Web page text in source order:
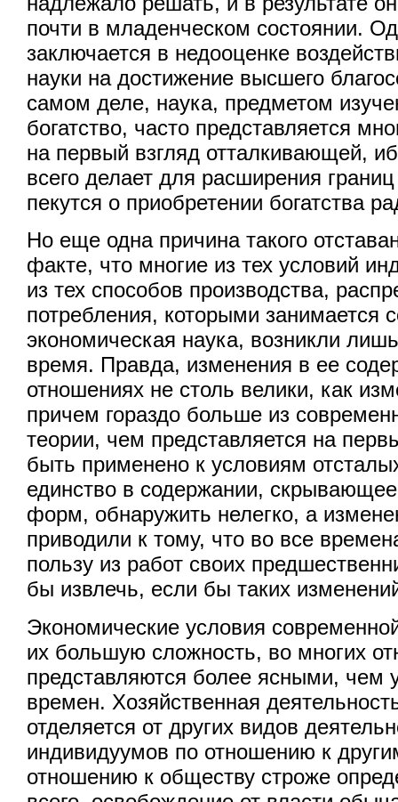
почти в младенческом состоянии.
заключается в недооценке
науки на достижение высшего
самом деле, наука, предметом
богатство, часто представляется
на первый взгляд отталкивающей,
всего делает для расширения
пекутся о приобретении богатства
Но еще одна причина такого
факте, что многие из тех условий
из тех способов производства,
потребления, которыми занимается
экономическая наука, возникли
время. Правда, изменения в ее
отношениях не столь велики, как
причем гораздо больше из
теории, чем представляется на
быть применено к условиям
единство в содержании,
форм, обнаружить нелегко, а
приводили к тому, что во все
пользу из работ своих
бы извлечь, если бы таких
Экономические условия
их большую сложность, во многих
представляются более ясными, чем
времен. Хозяйственная
отделяется от других видов
индивидуумов по отношению к
отношению к обществу строже